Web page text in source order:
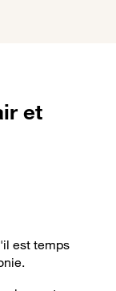
et
est temps